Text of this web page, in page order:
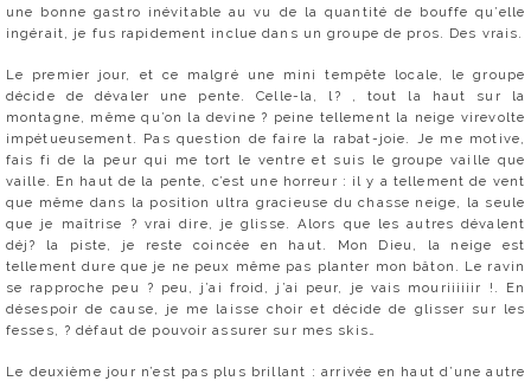
une bonne gastro inévitable au vu de la quantité de bouffe qu’elle
ingérait, je fus rapidement inclue dans un groupe de pros. Des vrais.
Le premier jour, et ce malgré une mini tempête locale, le groupe
décide de dévaler une pente. Celle-la, l? , tout la haut sur la
montagne, même qu’on la devine ? peine tellement la neige virevolte
impétueusement. Pas question de faire la rabat-joie. Je me motive,
fais fi de la peur qui me tort le ventre et suis le groupe vaille que
vaille. En haut de la pente, c’est une horreur : il y a tellement de vent
que même dans la position ultra gracieuse du chasse neige, la seule
que je maîtrise ? vrai dire, je glisse. Alors que les autres dévalent
déj? la piste, je reste coincée en haut. Mon Dieu, la neige est
tellement dure que je ne peux même pas planter mon bâton. Le ravin
se rapproche peu ? peu, j’ai froid, j’ai peur, je vais mouriiiiiir !. En
désespoir de cause, je me laisse choir et décide de glisser sur les
fesses, ? défaut de pouvoir assurer sur mes skis…
Le deuxième jour n’est pas plus brillant : arrivée en haut d’une autre